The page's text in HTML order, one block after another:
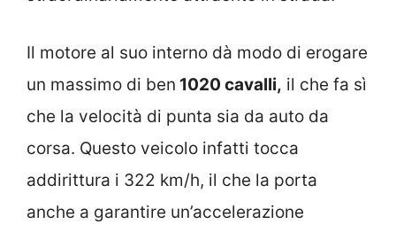
Il motore al suo interno dà modo di erogare
un massimo di ben 1020 cavalli, il che fa sì
che la velocità di punta sia da auto da
corsa. Questo veicolo infatti tocca
addirittura i 322 km/h, il che la porta
anche a garantire un’accelerazione